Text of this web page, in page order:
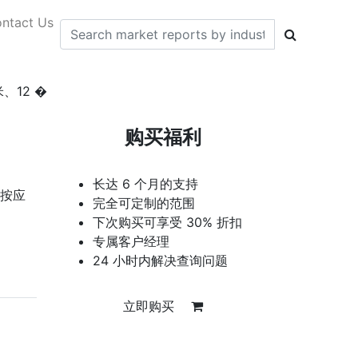
Us
、12 �
应
购买福利
长达 6 个月的支持
完全可定制的范围
下次购买可享受 30% 折扣
专属客户经理
24 小时内解决查询问题
立即购买